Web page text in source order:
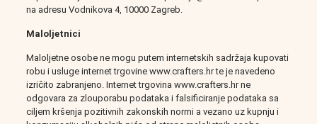
na adresu Vodnikova 4, 10000 Zagreb.
Maloljetnici
Maloljetne osobe ne mogu putem internetskih sadržaja kupovati
robu i usluge internet trgovine www.crafters.hr te je navedeno
izričito zabranjeno. Internet trgovina www.crafters.hr ne
odgovara za zlouporabu podataka i falsificiranje podataka sa
ciljem kršenja pozitivnih zakonskih normi a vezano uz kupnju i